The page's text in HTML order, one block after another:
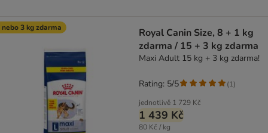
nebo 3 kg zdarma
Royal Canin Size, 8 + 1 kg
zdarma / 15 + 3 kg zdarma
Maxi Adult 15 kg + 3 kg zdarma!
jednotlivě 1 729 Kč
1 439 Kč
80 Kč / kg
Rating: 5/5 (1)